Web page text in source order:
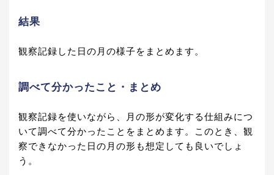
結果
観察記録した日の月の様子をまとめます。
調べて分かったこと・まとめ
観察記録を使いながら、月の形が変化する仕組みにつ
いて調べて分かったことをまとめます。このとき、観
察できなかった日の月の形も想定しても良いでしょ
う。